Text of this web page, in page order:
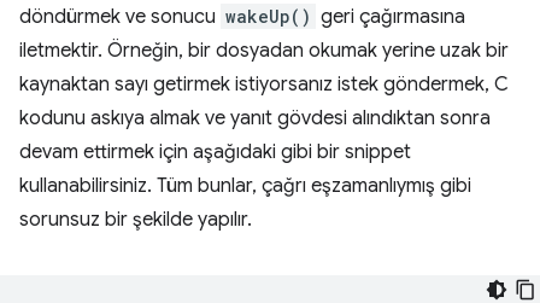
döndürmek ve sonucu wakeUp() geri çağırmasına
iletmektir. Örneğin, bir dosyadan okumak yerine uzak bir
kaynaktan sayı getirmek istiyorsanız istek göndermek, C
kodunu askıya almak ve yanıt gövdesi alındıktan sonra
devam ettirmek için aşağıdaki gibi bir snippet
kullanabilirsiniz. Tüm bunlar, çağrı eşzamanlıymış gibi
sorunsuz bir şekilde yapılır.